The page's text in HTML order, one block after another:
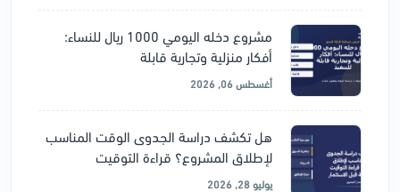
مشروع دخله اليومي 1000 ريال للنساء:
أفكار منزلية وتجارية قابلة
أغسطس 06, 2026
هل تكشف دراسة الجدوى الوقت المناسب
لإطلاق المشروع؟ قراءة التوقيت
يوليو 28, 2026